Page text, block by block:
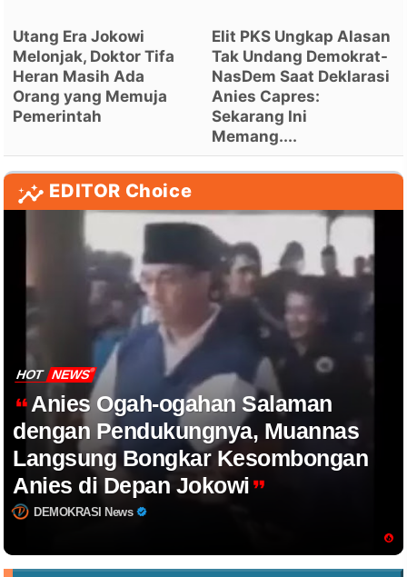
Utang Era Jokowi
Melonjak, Doktor Tifa
Heran Masih Ada
Orang yang Memuja
Pemerintah
Elit PKS Ungkap Alasan
Tak Undang Demokrat-
NasDem Saat Deklarasi
Anies Capres:
Sekarang Ini
Memang....
EDITOR Choice
HOT NEWS
Anies Ogah-ogahan Salaman
dengan Pendukungnya, Muannas
Langsung Bongkar Kesombongan
Anies di Depan Jokowi
DEMOKRASI News